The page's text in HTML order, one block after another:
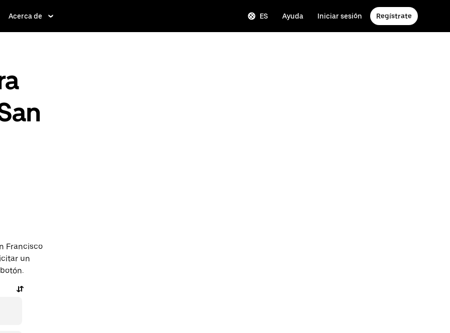
Acerca de ES Ayuda Iniciar sesión Regístrate
Francisco
un